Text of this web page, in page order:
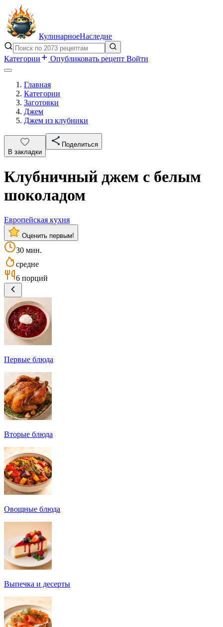
КулинарноеНаследие
Категории Опубликовать рецепт Войти
Главная
Категории
Заготовки
Джем
Джем из клубники
В закладки
Поделиться
Клубничный джем с белым
шоколадом
Европейская кухня
Оценить первым!
30 мин.
средне
6 порций
Первые блюда
Вторые блюда
Овощные блюда
Выпечка и десерты